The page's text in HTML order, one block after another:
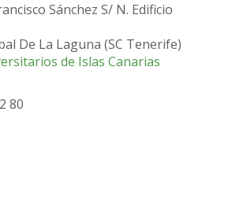
Sánchez S/ N. Edificio
De La Laguna (SC Tenerife)
de Islas Canarias
80